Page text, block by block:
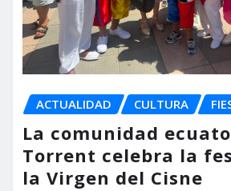
ACTUALIDAD CULTURA
La comunidad
Torrent celebra la
la Virgen del Cisne